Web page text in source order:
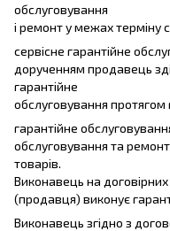
обслуговування
і ремонт у межах терміну
сервісне гарантійне
дорученням продавець
гарантійне
обслуговування протягом
гарантійне
обслуговування та
товарів.
Виконавець на
(продавця) виконує
Виконавець згідно з